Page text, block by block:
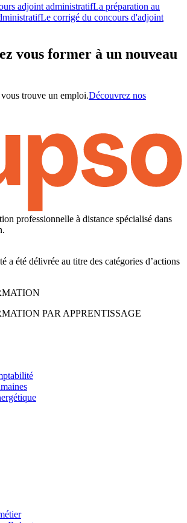
adjoint administratifLa préparation au
Le corrigé du concours d'adjoint
vous former à un nouveau
trouve un emploi.Découvrez nos
professionnelle à distance spécialisé dans
a été délivrée au titre des catégories d’actions
PAR APPRENTISSAGE